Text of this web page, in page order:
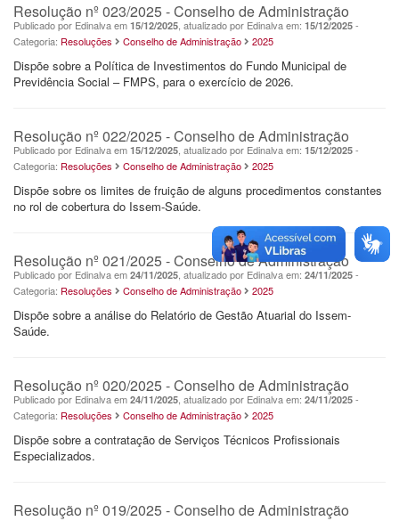
Resolução nº 023/2025 - Conselho de Administração
Publicado por Edinalva em 15/12/2025 , atualizado por Edinalva em: 15/12/2025 -
Categoria: Resoluções Conselho de Administração 2025
Dispõe sobre a Política de Investimentos do Fundo Municipal de
Previdência Social – FMPS, para o exercício de 2026.
Resolução nº 022/2025 - Conselho de Administração
Publicado por Edinalva em 15/12/2025 , atualizado por Edinalva em: 15/12/2025 -
Categoria: Resoluções Conselho de Administração 2025
Dispõe sobre os limites de fruição de alguns procedimentos constantes
no rol de cobertura do Issem-Saúde.
Resolução nº 021/2025 - Conselho de Administração
Publicado por Edinalva em 24/11/2025 , atualizado por Edinalva em: 24/11/2025 -
Categoria: Resoluções Conselho de Administração 2025
Dispõe sobre a análise do Relatório de Gestão Atuarial do Issem-
Saúde.
Resolução nº 020/2025 - Conselho de Administração
Publicado por Edinalva em 24/11/2025 , atualizado por Edinalva em: 24/11/2025 -
Categoria: Resoluções Conselho de Administração 2025
Dispõe sobre a contratação de Serviços Técnicos Profissionais
Especializados.
Resolução nº 019/2025 - Conselho de Administração